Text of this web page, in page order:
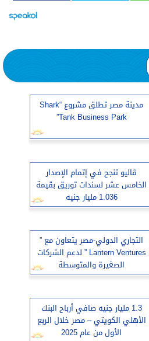
مدينة مصر تطلق مشروع “Shark
Tank Business Park”
ڤاليو تنجح في إتمام الإصدار
الخامس عشر لسندات توريق بقيمة
1.036 مليار جنيه
التجاري الدولي-مصر يتعاون مع ”
Lantern Ventures ” لدعم الشركات
الصغيرة والمتوسطة
1.3 مليار جنيه صافي أرباح البنك
الأهلي الكويتي – مصر خلال الربع
الأول من عام 2025